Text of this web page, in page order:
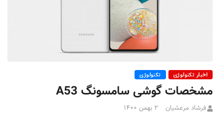
اخبار تکنولوژی تکنولوژی
مشخصات گوشی سامسونگ A53
فرشاد مرعشیان ۲ بهمن ۱۴۰۰